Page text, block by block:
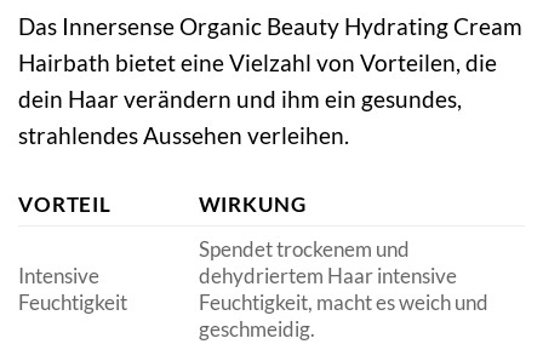
Das Innersense Organic Beauty Hydrating Cream
Hairbath bietet eine Vielzahl von Vorteilen, die
dein Haar verändern und ihm ein gesundes,
strahlendes Aussehen verleihen.
VORTEIL WIRKUNG
Intensive
Feuchtigkeit
Spendet trockenem und
dehydriertem Haar intensive
Feuchtigkeit, macht es weich und
geschmeidig.